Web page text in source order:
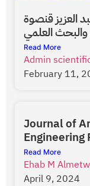
العزيز قنصوة
والبحث العلمي
Read More
Admin
February 11,
Journal of
Engineering
Read More
Ehab M
April 9, 2024